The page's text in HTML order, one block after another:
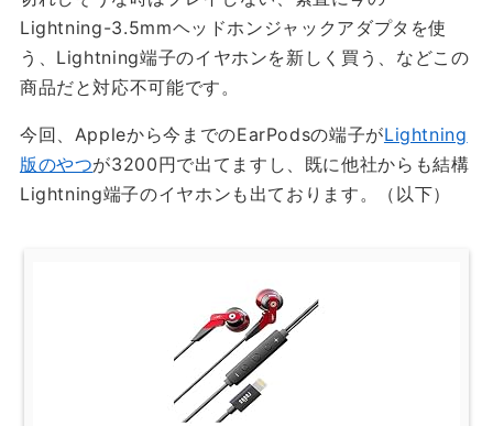
Lightning-3.5mmヘッドホンジャックアダプタを使
う、Lightning端子のイヤホンを新しく買う、などこの
商品だと対応不可能です。
今回、Appleから今までのEarPodsの端子がLightning
版のやつが3200円で出てますし、既に他社からも結構
Lightning端子のイヤホンも出ております。（以下）